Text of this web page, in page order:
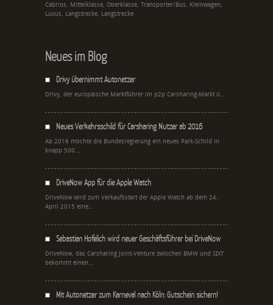
Cabrios, Mittelklasse, Oberklasse, Transporter/Bus, Kleinwagen,
Luxus, Langstrecke, Langstrecke
Neues im Blog
Drivy übernimmt Autonetzer
Drivy, der europäische Marktführer im p2p Carsharing-Markt ü...
Neues Verkehrsschild für Carsharing Nutzer ab 2016
Ab 2016 möchte die Bundesregierung ein neues Park-Schild in
knapp 500...
DriveNow App für die Apple Watch
DriveNow wird zum Verkaufsstart der Apple Watch ab dem 24.
April 2015 eine...
Sebastian Hofelich wird neuer Geschäftsführer bei DriveNow
DriveNow, das Carsharing Joint-Venture zwischen BMW und SIXT
bekommt einen...
Mit Autonetzer zum Karneval nach Köln: Gutschein sichern!